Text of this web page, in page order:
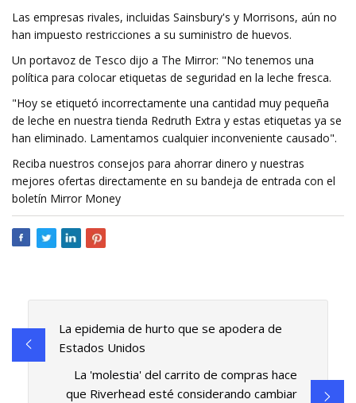
Las empresas rivales, incluidas Sainsbury's y Morrisons, aún no
han impuesto restricciones a su suministro de huevos.
Un portavoz de Tesco dijo a The Mirror: "No tenemos una
política para colocar etiquetas de seguridad en la leche fresca.
"Hoy se etiquetó incorrectamente una cantidad muy pequeña
de leche en nuestra tienda Redruth Extra y estas etiquetas ya se
han eliminado. Lamentamos cualquier inconveniente causado".
Reciba nuestros consejos para ahorrar dinero y nuestras
mejores ofertas directamente en su bandeja de entrada con el
boletín Mirror Money
La epidemia de hurto que se apodera de
Estados Unidos
La 'molestia' del carrito de compras hace
que Riverhead esté considerando cambiar